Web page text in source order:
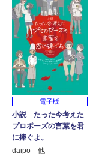
電子版
小説 たった今考えた
プロポーズの言葉を君
に捧ぐよ。
daipo 他